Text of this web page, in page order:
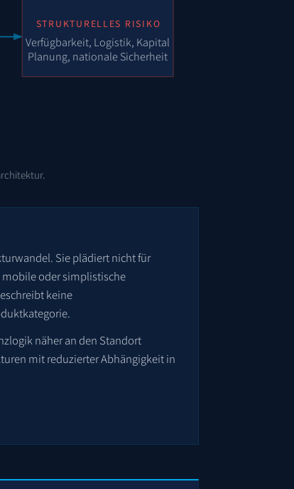
STRUKTURELLES RISIKO
Verfügbarkeit, Logistik, Kapital
Planung, nationale Sicherheit
Sie plädiert nicht für
mobile oder simplistische
keine
näher an den Standort
mit reduzierter Abhängigkeit in